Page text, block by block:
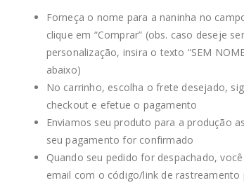
Forneça o nome para a naninha no
clique em “Comprar” (obs. caso deseje
personalização, insira o texto “SEM
abaixo)
No carrinho, escolha o frete desejado,
checkout e efetue o pagamento
Enviamos seu produto para a produção
seu pagamento for confirmado
Quando seu pedido for despachado,
email com o código/link de rastreamento